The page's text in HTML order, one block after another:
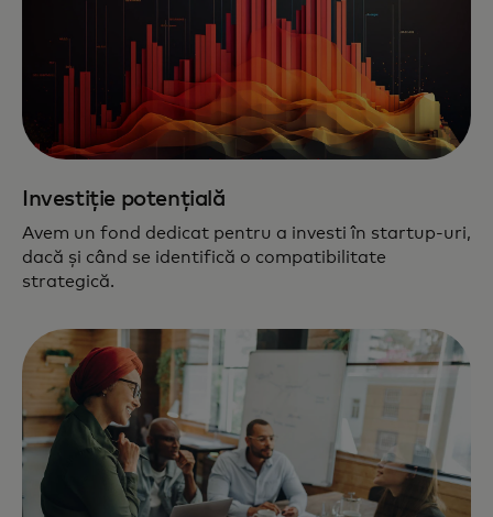
Investiție potențială
Avem un fond dedicat pentru a investi în startup-uri,
dacă și când se identifică o compatibilitate
strategică.